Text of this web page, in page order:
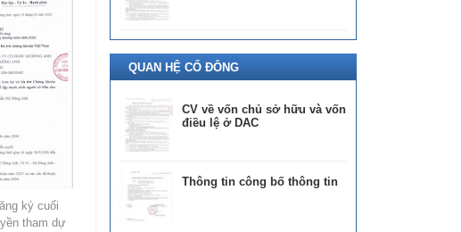
ký cuối
tham dự
QUAN HỆ CỔ ĐÔNG
CV về vốn chủ sở hữu và vốn
điều lệ ở DAC
Thông tin công bố thông tin